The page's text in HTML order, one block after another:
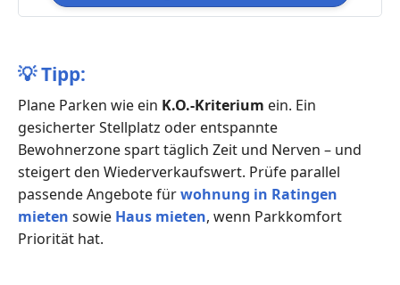
💡Tipp:
Plane Parken wie ein K.O.-Kriterium ein. Ein
gesicherter Stellplatz oder entspannte
Bewohnerzone spart täglich Zeit und Nerven – und
steigert den Wiederverkaufswert. Prüfe parallel
passende Angebote fürwohnung in Ratingen
mieten sowie Haus mieten, wenn Parkkomfort
Priorität hat.